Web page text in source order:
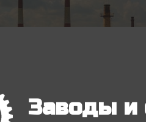
Заводы и